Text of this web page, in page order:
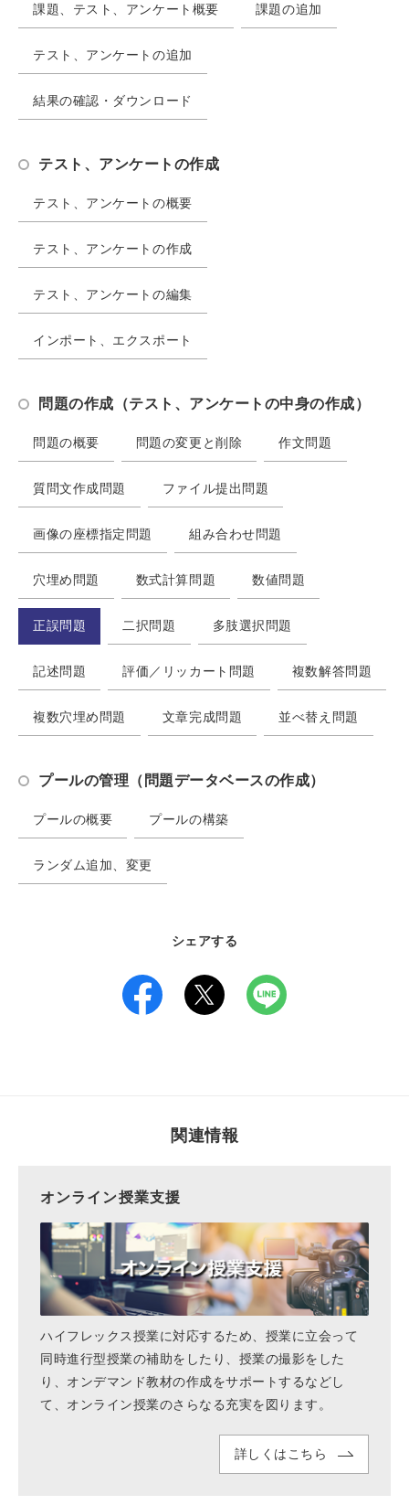
課題、テスト、アンケート概要 課題の追加
テスト、アンケートの追加
結果の確認・ダウンロード
テスト、アンケートの作成
テスト、アンケートの概要
テスト、アンケートの作成
テスト、アンケートの編集
インポート、エクスポート
問題の作成（テスト、アンケートの中身の作成）
問題の概要 問題の変更と削除 作文問題
質問文作成問題 ファイル提出問題
画像の座標指定問題 組み合わせ問題
穴埋め問題 数式計算問題 数値問題
正誤問題 二択問題 多肢選択問題
記述問題 評価／リッカート問題 複数解答問題
複数穴埋め問題 文章完成問題 並べ替え問題
プールの管理（問題データベースの作成）
プールの概要 プールの構築
ランダム追加、変更
シェアする
関連情報
オンライン授業支援
ハイフレックス授業に対応するため、授業に立会って
同時進行型授業の補助をしたり、授業の撮影をした
り、オンデマンド教材の作成をサポートするなどし
て、オンライン授業のさらなる充実を図ります。
詳しくはこちら